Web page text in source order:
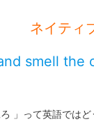
ネイティ
smell the
」って英語では